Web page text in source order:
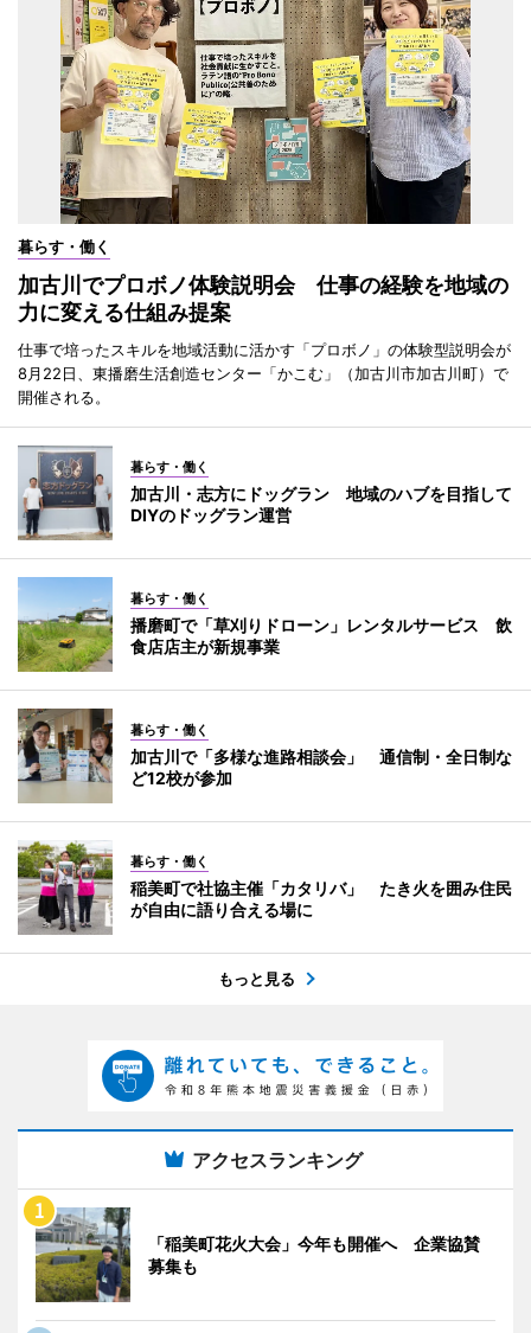
暮らす・働く
加古川でプロボノ体験説明会 仕事の経験を地域の
力に変える仕組み提案
仕事で培ったスキルを地域活動に活かす「プロボノ」の体験型説明会が
8月22日、東播磨生活創造センター「かこむ」（加古川市加古川町）で
開催される。
暮らす・働く
加古川・志方にドッグラン 地域のハブを目指して
DIYのドッグラン運営
暮らす・働く
播磨町で「草刈りドローン」レンタルサービス 飲
食店店主が新規事業
暮らす・働く
加古川で「多様な進路相談会」 通信制・全日制な
ど12校が参加
暮らす・働く
稲美町で社協主催「カタリバ」 たき火を囲み住民
が自由に語り合える場に
もっと見る
アクセスランキング
「稲美町花火大会」今年も開催へ 企業協賛
募集も